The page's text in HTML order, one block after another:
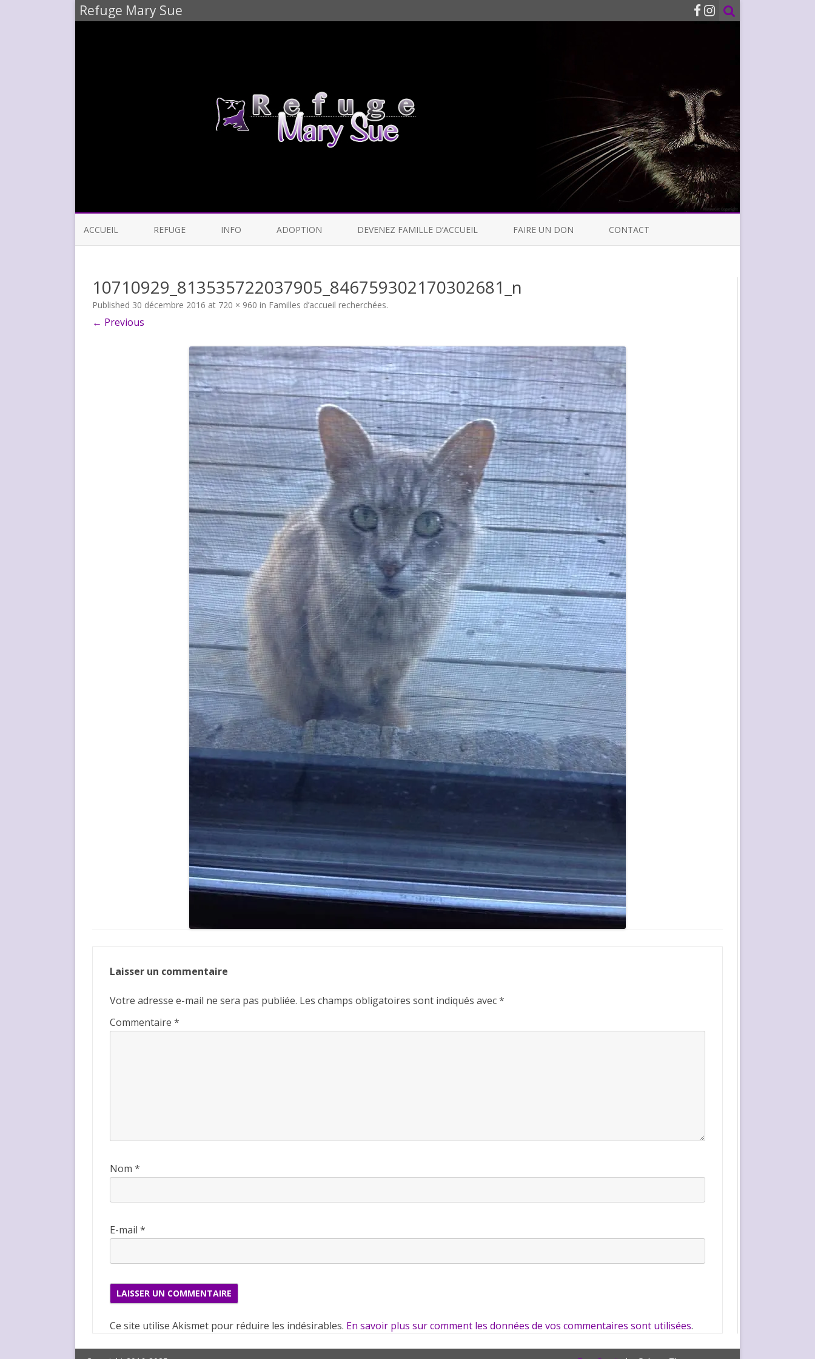
Refuge Mary Sue
to
ACCUEIL REFUGE INFO ADOPTION DEVENEZ FAMILLE D’ACCUEIL FAIRE UN DON CONTACT
10710929_813535722037905_846759302170302681_n
Published 30 décembre 2016 at 720 × 960 in Familles d’accueil recherchées.
← Previous
Laisser un commentaire
Votre adresse e-mail ne sera pas publiée. Les champs obligatoires sont indiqués avec*
Commentaire *
Nom *
E-mail *
Ce site utilise Akismet pour réduire les indésirables. En savoir plus sur comment les données de vos commentaires sont utilisées.